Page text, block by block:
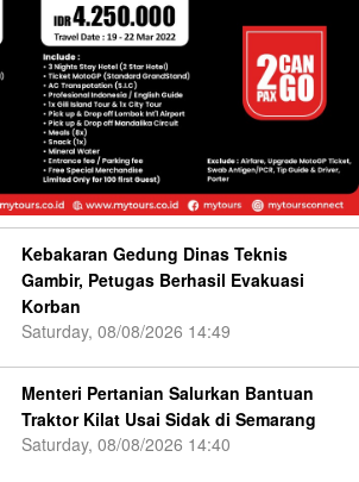
Kebakaran Gedung Dinas Teknis
Gambir, Petugas Berhasil Evakuasi
Korban
Saturday, 08/08/2026 14:49
Menteri Pertanian Salurkan Bantuan
Traktor Kilat Usai Sidak di Semarang
Saturday, 08/08/2026 14:40